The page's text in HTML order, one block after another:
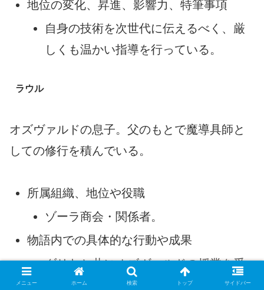
地位の変化、昇進、影響力、特筆事項
自身の技術を次世代に伝えるべく、厳
しくも温かい指導を行っている。
ラウル
オズヴァルドの息子。父のもとで魔導具師と
しての修行を積んでいる。
所属組織、地位や役職
ゾーラ商会・関係者。
物語内での具体的な行動や成果
ダリヤと共にオズヴァルドの授業を受
け、付与技術の習得に励んだ。
メニュー ホーム 検索 トップ サイドバー